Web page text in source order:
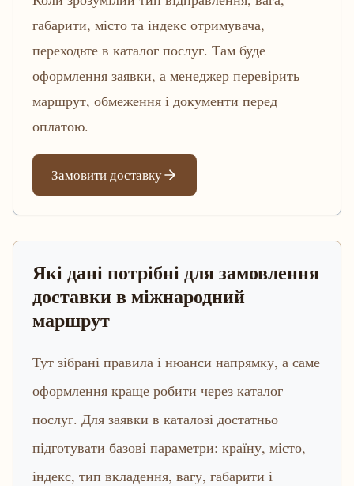
габарити, місто та індекс отримувача,
переходьте в каталог послуг. Там буде
оформлення заявки, а менеджер перевірить
маршрут, обмеження і документи перед
оплатою.
Замовити доставку
Які дані потрібні для замовлення
доставки в міжнародний
маршрут
Тут зібрані правила і нюанси напрямку, а саме
оформлення краще робити через каталог
послуг. Для заявки в каталозі достатньо
підготувати базові параметри: країну, місто,
індекс, тип вкладення, вагу, габарити і